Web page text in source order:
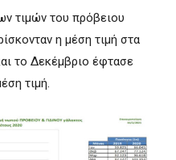
τιμών του πρόβειου
η μέση τιμή στα
το Δεκέμβριο έφτασε
τιμή.